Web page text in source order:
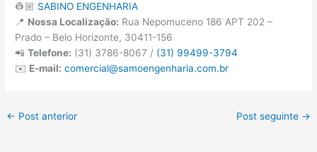
👷🏼 SABINO ENGENHARIA
📍 Nossa Localização: Rua Nepomuceno 186 APT 202 –
Prado – Belo Horizonte, 30411-156
📲Telefone: (31) 3786-8067 / (31) 99499-3794
✉️ E-mail: comercial@samoengenharia.com.br
← Post anterior Post seguinte →